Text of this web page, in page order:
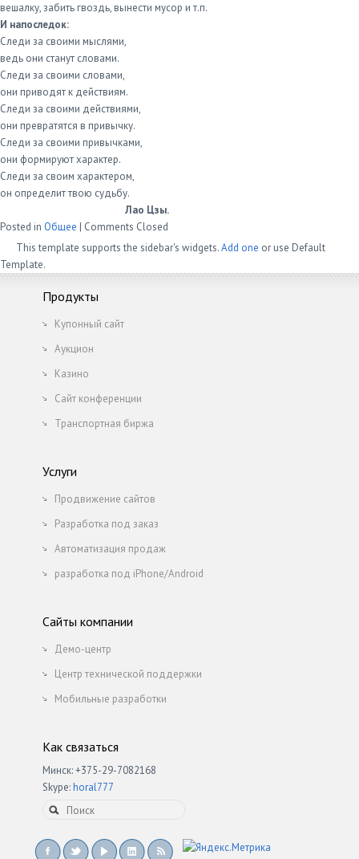
вешалку, забить гвоздь, вынести мусор и т.п.
И напоследок:
Следи за своими мыслями,
ведь они станут словами.
Следи за своими словами,
они приводят к действиям.
Следи за своими действиями,
они превратятся в привычку.
Следи за своими привычками,
они формируют характер.
Следи за своим характером,
он определит твою судьбу.
Лао Цзы.
Posted in Общее | Comments Closed
This template supports the sidebar's widgets.Add one or use Default
Template.
Продукты
Купонный сайт
Аукцион
Казино
Сайт конференции
Транспортная биржа
Услуги
Продвижение сайтов
Разработка под заказ
Автоматизация продаж
разработка под iPhone/Android
Сайты компании
Демо-центр
Центр технической поддержки
Мобильные разработки
Как связаться
Минск: +375-29-7082168
Skype:horal777